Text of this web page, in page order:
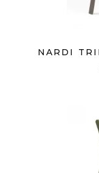
NARDI